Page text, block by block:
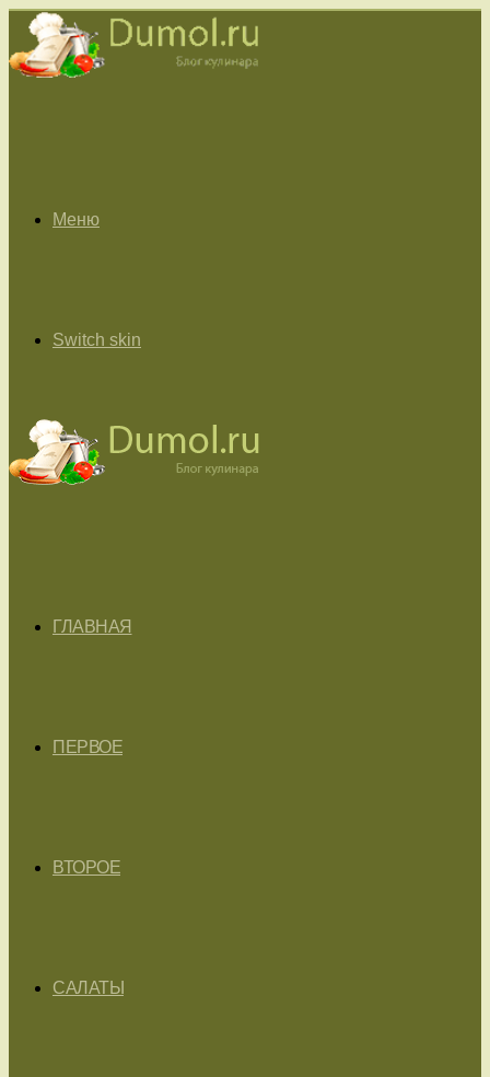
Меню
Switch skin
ГЛАВНАЯ
ПЕРВОЕ
ВТОРОЕ
САЛАТЫ